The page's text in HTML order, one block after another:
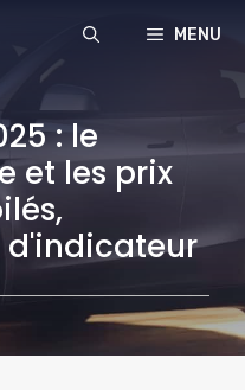
MENU
: le
et les prix
d'indicateur